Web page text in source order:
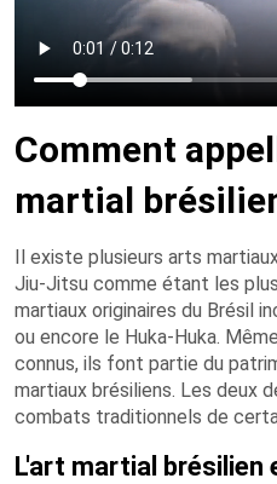
Comment
martial
Il existe plusieurs arts
Jiu-Jitsu comme étant les
martiaux originaires du Brésil
ou encore le Huka-Huka.
connus, ils font partie du
martiaux brésiliens. Les deux
combats traditionnels de
L'art martial brésilien